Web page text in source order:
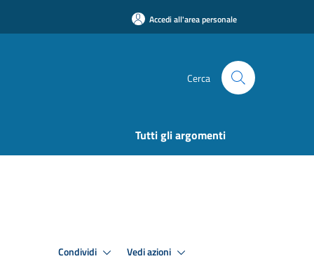
Accedi all'area personale
Cerca
Tutti gli argomenti
Condividi Vedi azioni